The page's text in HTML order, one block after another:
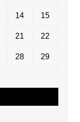
14 15
21 22
28 29